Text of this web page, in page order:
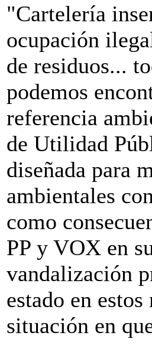
"Cartelería
ocupación
de residuos...
podemos
referencia
de Utilidad
diseñada para
ambientales
como
PP y VOX en
vandalización
estado en
situación en